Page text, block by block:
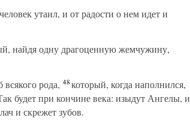
утаил, и от радости о нем идет и
найдя одну драгоценную жемчужину,
рода, 48который, когда наполнился,
будет при кончине века: изыдут Ангелы, и
и скрежет зубов.